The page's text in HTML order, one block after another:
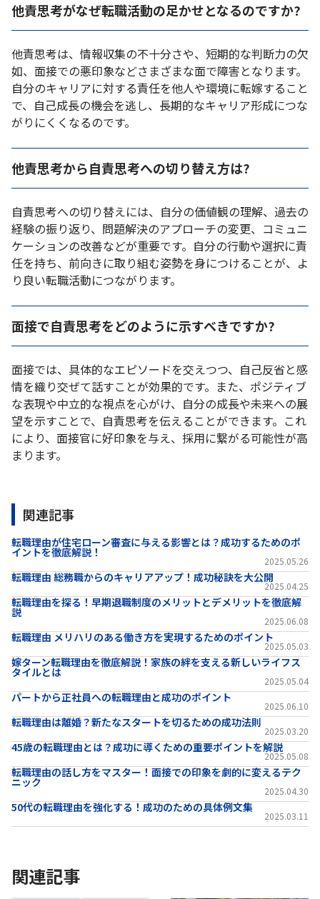
他責思考がなぜ転職活動の足かせとなるのですか?
他責思考は、情報収集の不十分さや、短期的な判断力の欠
如、面接での悪印象などさまざまな面で障害となります。
自分のキャリアに対する責任を他人や環境に転嫁すること
で、自己成長の機会を逃し、長期的なキャリア形成につな
がりにくくなるのです。
他責思考から自責思考への切り替え方は?
自責思考への切り替えには、自分の価値観の理解、過去の
経験の振り返り、問題解決のアプローチの変更、コミュニ
ケーションの改善などが重要です。自分の行動や選択に責
任を持ち、前向きに取り組む姿勢を身につけることが、よ
り良い転職活動につながります。
面接で自責思考をどのように示すべきですか?
面接では、具体的なエピソードを交えつつ、自己反省と感
情を織り交ぜて話すことが効果的です。また、ポジティブ
な表現や中立的な視点を心がけ、自分の成長や未来への展
望を示すことで、自責思考を伝えることができます。これ
により、面接官に好印象を与え、採用に繋がる可能性が高
まります。
関連記事
転職理由が住宅ローン審査に与える影響とは？成功するためのポ
イントを徹底解説！
2025.05.26
転職理由 総務職からのキャリアアップ！成功秘訣を大公開
2025.04.25
転職理由を探る！早期退職制度のメリットとデメリットを徹底解
説
2025.06.08
転職理由 メリハリのある働き方を実現するためのポイント
2025.05.03
嫁ターン転職理由を徹底解説！家族の絆を支える新しいライフス
タイルとは
2025.05.04
パートから正社員への転職理由と成功のポイント
2025.06.10
転職理由は離婚？新たなスタートを切るための成功法則
2025.03.20
45歳の転職理由とは？成功に導くための重要ポイントを解説
2025.05.08
転職理由の話し方をマスター！面接での印象を劇的に変えるテク
ニック
2025.04.30
50代の転職理由を強化する！成功のための具体例文集
2025.03.11
関連記事